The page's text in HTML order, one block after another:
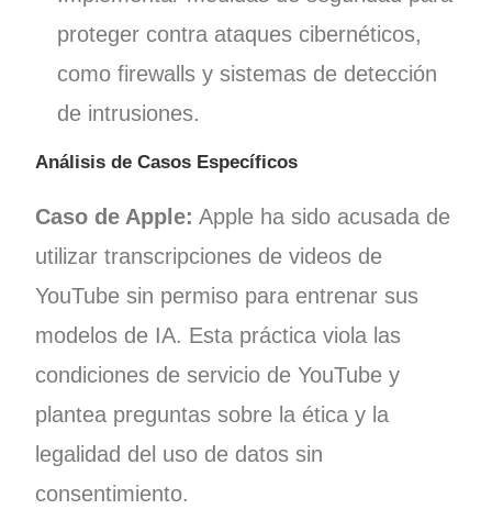
proteger contra ataques cibernéticos,
como firewalls y sistemas de detección
de intrusiones.
Análisis de Casos Específicos
Caso de Apple: Apple ha sido acusada de
utilizar transcripciones de videos de
YouTube sin permiso para entrenar sus
modelos de IA. Esta práctica viola las
condiciones de servicio de YouTube y
plantea preguntas sobre la ética y la
legalidad del uso de datos sin
consentimiento.